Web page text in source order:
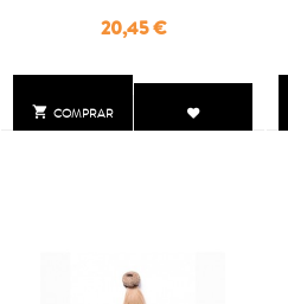
 COMPRAR
Precio
20,45 €